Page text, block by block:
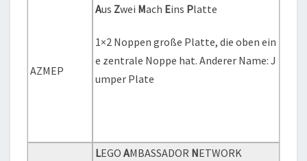
AZMEP
Aus Zwei Mach Eins Platte
1×2 Noppen große Platte, die oben ein
e zentrale Noppe hat. Anderer Name: J
umper Plate
LEGOAMBASSADOR NETWORK